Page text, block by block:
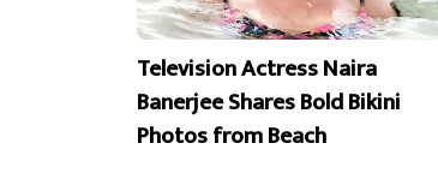
Television Actress Naira
Banerjee Shares Bold Bikini
Photos from Beach